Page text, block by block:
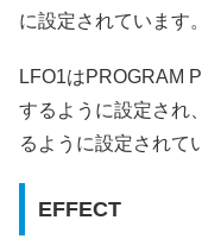
に設定されています。
LFO1はPROGRAM
するように設定され
るように設定されて
EFFECT